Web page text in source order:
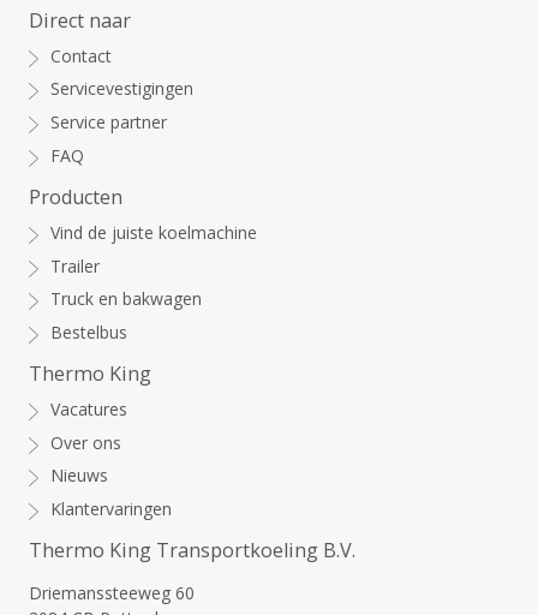
Direct naar
Contact
Servicevestigingen
Service partner
FAQ
Producten
Vind de juiste koelmachine
Trailer
Truck en bakwagen
Bestelbus
Thermo King
Vacatures
Over ons
Nieuws
Klantervaringen
Thermo King Transportkoeling B.V.
Driemanssteeweg 60